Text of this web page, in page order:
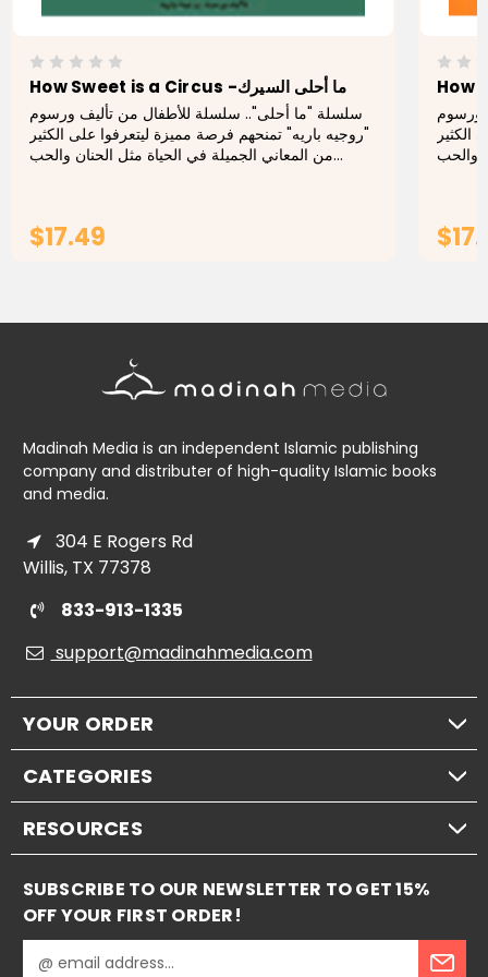
How Sweet is a Circus -ما أحلى السيرك
سلسلة "ما أحلى".. سلسلة للأطفال من تأليف ورسوم
"روجيه باريه" تمنحهم فرصة مميزة ليتعرفوا على الكثير
من المعاني الجميلة في الحياة مثل الحنان والحب
$17.49
ورسوم
والحب
Madinah Media is an independent Islamic publishing
company and distributer of high-quality Islamic books
and media.
304 E Rogers Rd
Willis, TX 77378
833-913-1335
support@madinahmedia.com
YOUR ORDER
CATEGORIES
RESOURCES
SUBSCRIBE TO OUR NEWSLETTER TO GET 15%
OFF YOUR FIRST ORDER!